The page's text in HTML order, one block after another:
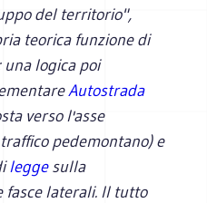
del territorio",
teorica funzione di
logica poi
Autostrada
verso l'asse
pedemontano) e
leggesulla
fasce laterali. Il tutto